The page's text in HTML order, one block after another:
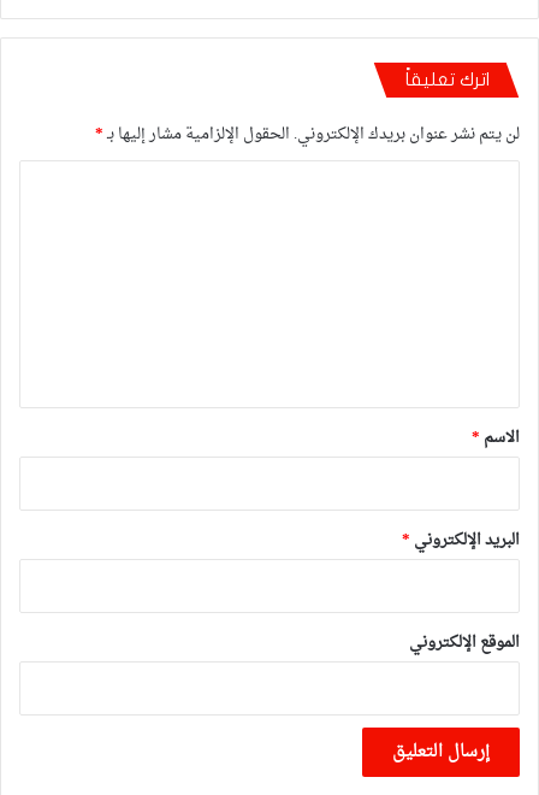
اترك تعليقاً
لن يتم نشر عنوان بريدك الإلكتروني. الحقول الإلزامية مشار إليها بـ*
*
الاسم *
البريد الإلكتروني *
الموقع الإلكتروني